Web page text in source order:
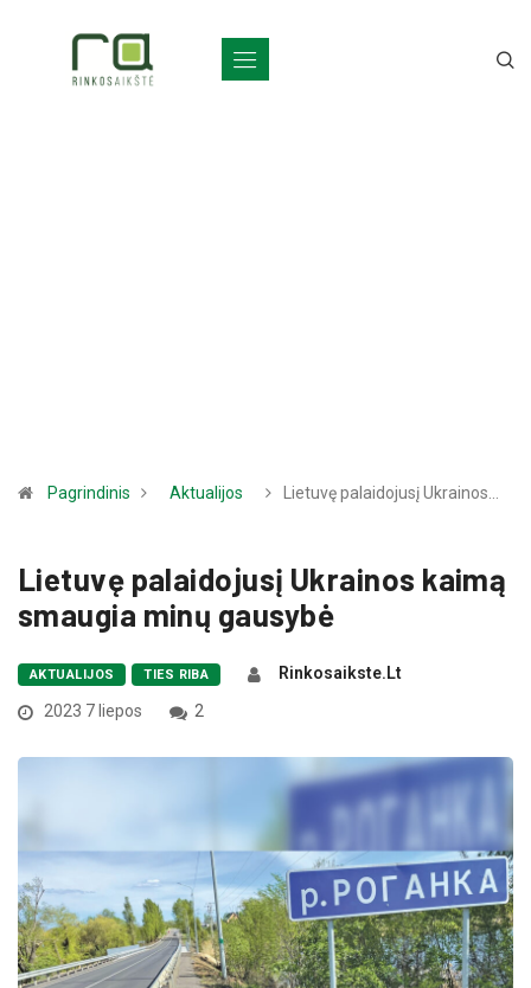
Pagrindinis Aktualijos Lietuvę palaidojusį Ukrainos…
Lietuvę palaidojusį Ukrainos kaimą
smaugia minų gausybė
AKTUALIJOS TIES RIBA
Rinkosaikste.lt
2023 7 liepos
2